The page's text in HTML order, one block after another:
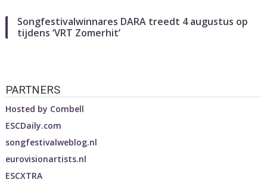
Songfestivalwinnares DARA treedt 4 augustus op
tijdens ‘VRT Zomerhit’
PARTNERS
Hosted by Combell
ESCDaily.com
songfestivalweblog.nl
eurovisionartists.nl
ESCXTRA